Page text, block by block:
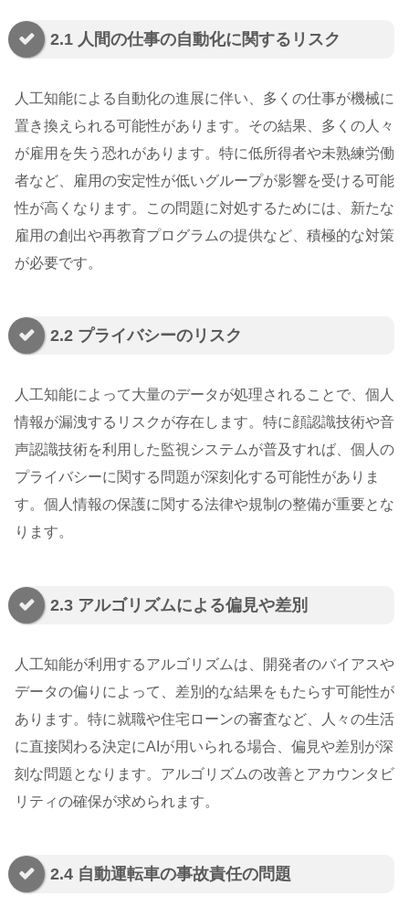
2.1 人間の仕事の自動化に関するリスク
人工知能による自動化の進展に伴い、多くの仕事が機械に
置き換えられる可能性があります。その結果、多くの人々
が雇用を失う恐れがあります。特に低所得者や未熟練労働
者など、雇用の安定性が低いグループが影響を受ける可能
性が高くなります。この問題に対処するためには、新たな
雇用の創出や再教育プログラムの提供など、積極的な対策
が必要です。
2.2 プライバシーのリスク
人工知能によって大量のデータが処理されることで、個人
情報が漏洩するリスクが存在します。特に顔認識技術や音
声認識技術を利用した監視システムが普及すれば、個人の
プライバシーに関する問題が深刻化する可能性がありま
す。個人情報の保護に関する法律や規制の整備が重要とな
ります。
2.3 アルゴリズムによる偏見や差別
人工知能が利用するアルゴリズムは、開発者のバイアスや
データの偏りによって、差別的な結果をもたらす可能性が
あります。特に就職や住宅ローンの審査など、人々の生活
に直接関わる決定にAIが用いられる場合、偏見や差別が深
刻な問題となります。アルゴリズムの改善とアカウンタビ
リティの確保が求められます。
2.4 自動運転車の事故責任の問題